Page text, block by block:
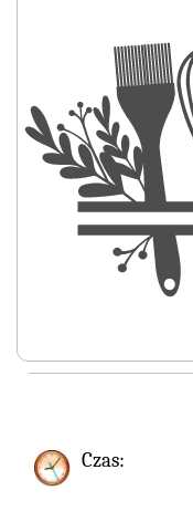
Czas: